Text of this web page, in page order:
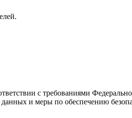
с требованиями
данных и меры по обеспечению